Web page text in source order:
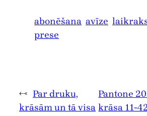
abonēšana avīze
prese
← Par druku,
krāsām un tā visa
Pantone
krāsa 11-